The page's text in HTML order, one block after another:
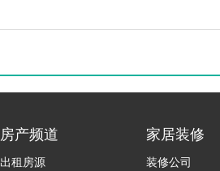
房产频道
出租房源
家居装修
装修公司